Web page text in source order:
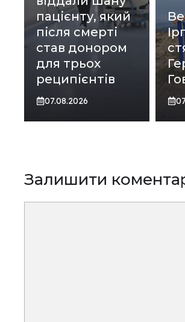
пацієнту, який
після смерті
став донором
для трьох
реципієнтів
07.08.2026
Залишити